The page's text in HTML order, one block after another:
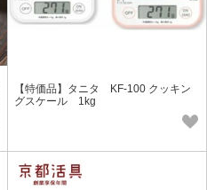
【特価品】タニタ KF-100 クッキン
グスケール 1kg